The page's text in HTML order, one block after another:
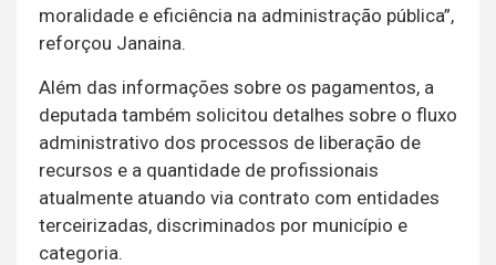
moralidade e eficiência na administração pública”,
reforçou Janaina.
Além das informações sobre os pagamentos, a
deputada também solicitou detalhes sobre o fluxo
administrativo dos processos de liberação de
recursos e a quantidade de profissionais
atualmente atuando via contrato com entidades
terceirizadas, discriminados por município e
categoria.